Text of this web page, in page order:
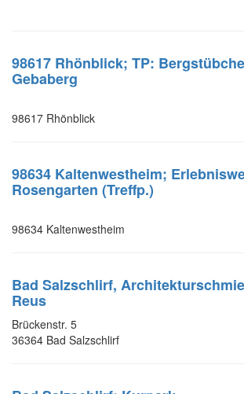
98617 Rhönblick; TP:
Gebaberg
98617 Rhönblick
98634 Kaltenwestheim;
Rosengarten (Treffp.)
98634 Kaltenwestheim
Bad Salzschlirf,
Reus
Brückenstr. 5
36364 Bad Salzschlirf